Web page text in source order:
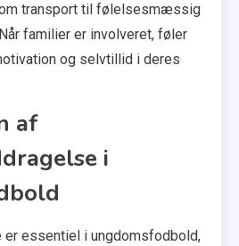
transport til følelsesmæssig
familier er involveret, føler
og selvtillid i deres
af
i
essentiel i ungdomsfodbold,